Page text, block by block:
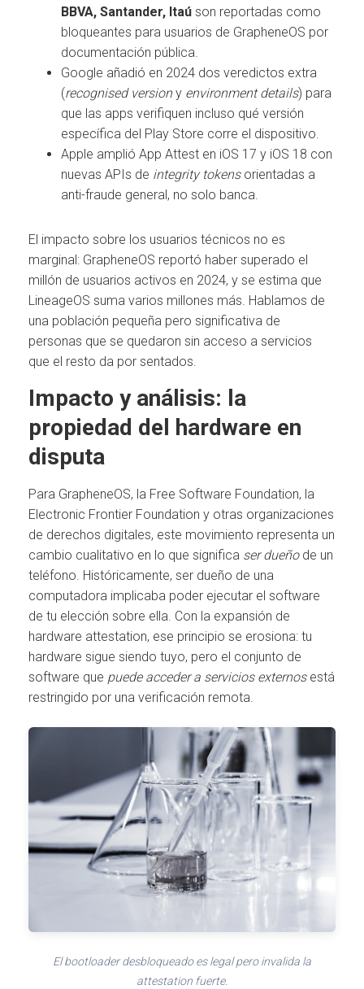
BBVA, Santander, Itaú son reportadas como
bloqueantes para usuarios de GrapheneOS por
documentación pública.
Google añadió en 2024 dos veredictos extra
(recognised versiony environment details) para
que las apps verifiquen incluso qué versión
específica del Play Store corre el dispositivo.
Apple amplió App Attest en iOS 17 y iOS 18 con
nuevas APIs de integrity tokensorientadas a
anti-fraude general, no solo banca.
El impacto sobre los usuarios técnicos no es
marginal: GrapheneOS reportó haber superado el
millón de usuarios activos en 2024, y se estima que
LineageOS suma varios millones más. Hablamos de
una población pequeña pero significativa de
personas que se quedaron sin acceso a servicios
que el resto da por sentados.
Impacto y análisis: la
propiedad del hardware en
disputa
Para GrapheneOS, la Free Software Foundation, la
Electronic Frontier Foundation y otras organizaciones
de derechos digitales, este movimiento representa un
cambio cualitativo en lo que significa ser dueñode un
teléfono. Históricamente, ser dueño de una
computadora implicaba poder ejecutar el software
de tu elección sobre ella. Con la expansión de
hardware attestation, ese principio se erosiona: tu
hardware sigue siendo tuyo, pero el conjunto de
software que puede acceder a servicios externosestá
restringido por una verificación remota.
El bootloader desbloqueado es legal pero invalida la
attestation fuerte.